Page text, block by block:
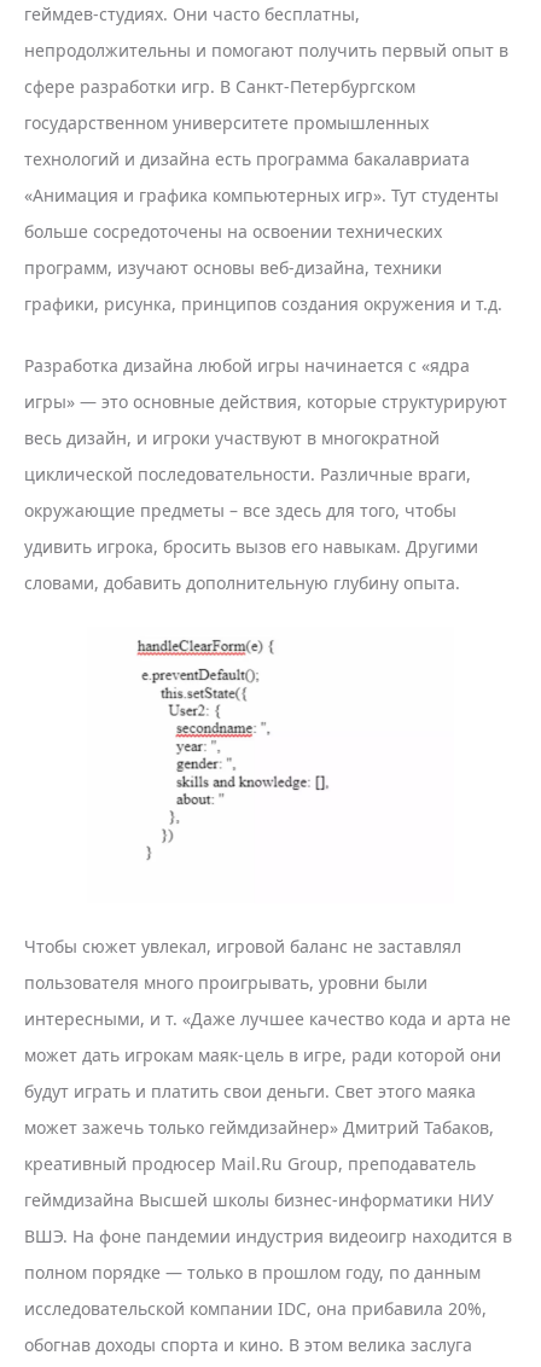
геймдев-студиях. Они часто бесплатны,
непродолжительны и помогают получить первый опыт в
сфере разработки игр. В Санкт-Петербургском
государственном университете промышленных
технологий и дизайна есть программа бакалавриата
«Анимация и графика компьютерных игр». Тут студенты
больше сосредоточены на освоении технических
программ, изучают основы веб-дизайна, техники
графики, рисунка, принципов создания окружения и т.д.
Разработка дизайна любой игры начинается с «ядра
игры» — это основные действия, которые структурируют
весь дизайн, и игроки участвуют в многократной
циклической последовательности. Различные враги,
окружающие предметы – все здесь для того, чтобы
удивить игрока, бросить вызов его навыкам. Другими
словами, добавить дополнительную глубину опыта.
Чтобы сюжет увлекал, игровой баланс не заставлял
пользователя много проигрывать, уровни были
интересными, и т. «Даже лучшее качество кода и арта не
может дать игрокам маяк-цель в игре, ради которой они
будут играть и платить свои деньги. Свет этого маяка
может зажечь только геймдизайнер» Дмитрий Табаков,
креативный продюсер Mail.Ru Group, преподаватель
геймдизайна Высшей школы бизнес-информатики НИУ
ВШЭ. На фоне пандемии индустрия видеоигр находится в
полном порядке — только в прошлом году, по данным
исследовательской компании IDC, она прибавила 20%,
обогнав доходы спорта и кино. В этом велика заслуга